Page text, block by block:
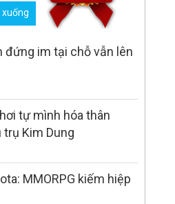
xuống
đứng im tại chỗ vẫn lên
tự mình hóa thân
Kim Dung
MMORPG kiếm hiệp